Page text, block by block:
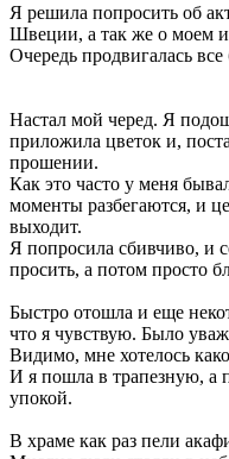
Я решила попросить об
Швеции, а так же о моем
Очередь продвигалась
Настал мой черед. Я
приложила цветок и,
прошении.
Как это часто у меня
моменты разбегаются, и
выходит.
Я попросила сбивчиво, и
просить, а потом просто
Быстро отошла и еще
что я чувствую. Было
Видимо, мне хотелось
И я пошла в трапезную, а
упокой.
В храме как раз пели